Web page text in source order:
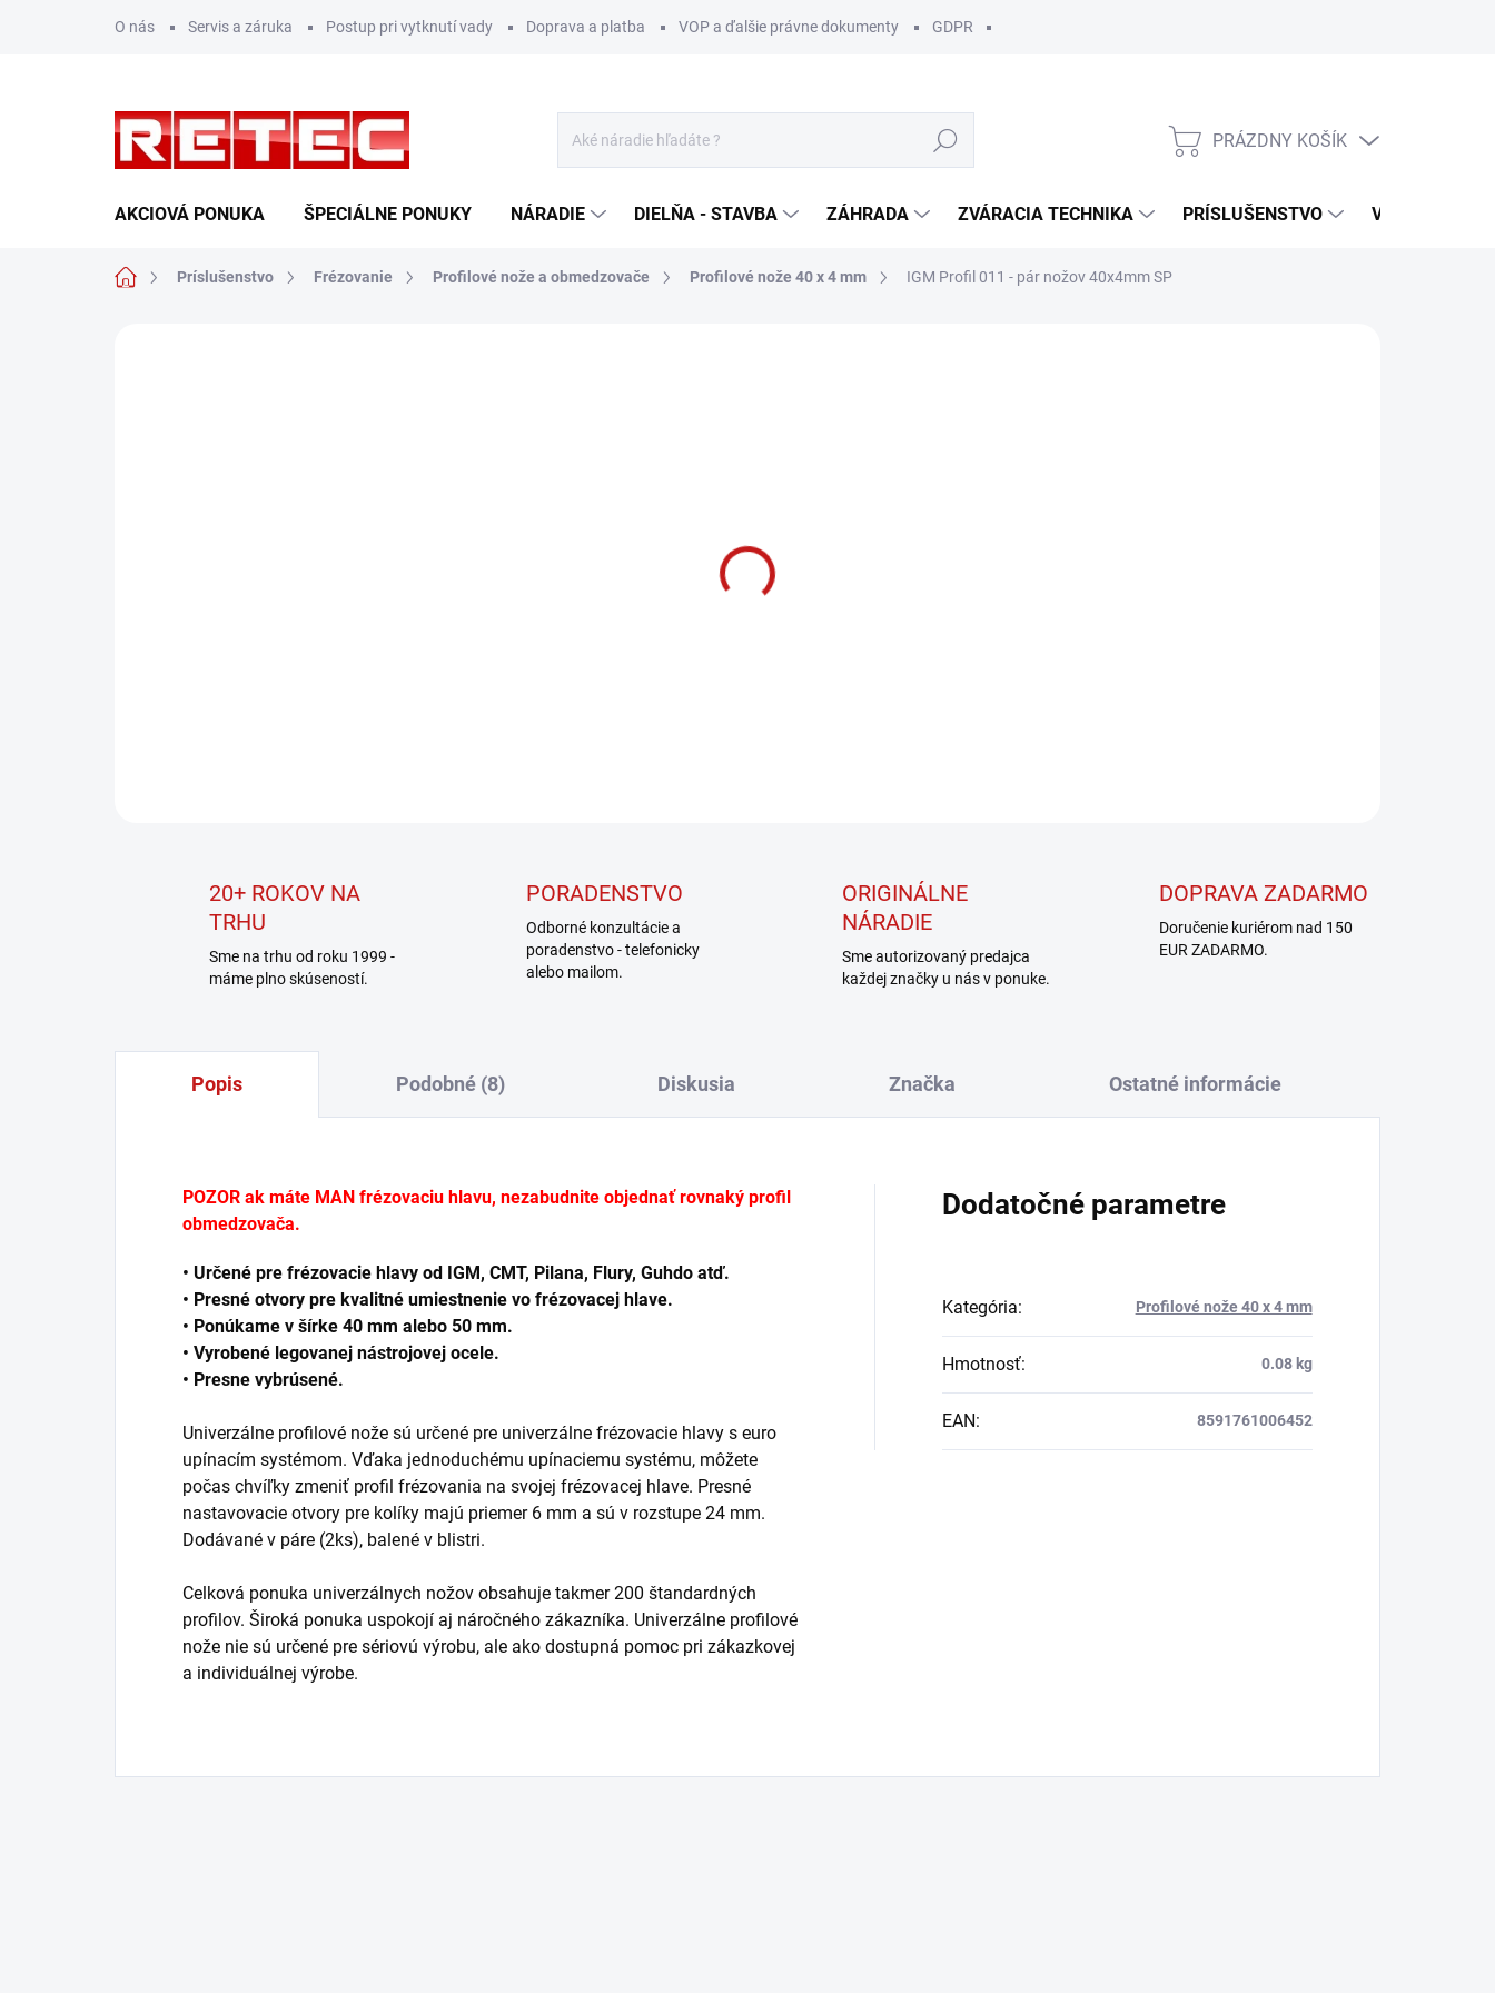
O nás Servis a záruka Postup pri vytknutí vady Doprava a platba VOP a ďalšie právne dokumenty GDPR
Hľadať
NÁKUPNÝ
PRÁZDNY KOŠÍK
AKCIOVÁ PONUKA ŠPECIÁLNE PONUKY NÁRADIE DIELŇA - STAVBA ZÁHRADA ZVÁRACIA TECHNIKA PRÍSLUŠENSTVO VÝROBCOVIA
DomovPríslušenstvo Frézovanie Profilové nože a obmedzovače Profilové nože 40 x 4 mm IGM Profil 011 - pár nožov 40x4mm SP
20+ ROKOV NA
TRHU
Sme na trhu od roku 1999 -
máme plno skúseností.
PORADENSTVO
Odborné konzultácie a
poradenstvo - telefonicky
alebo mailom.
ORIGINÁLNE
NÁRADIE
Sme autorizovaný predajca
každej značky u nás v ponuke.
DOPRAVA ZADARMO
Doručenie kuriérom nad 150
EUR ZADARMO.
Popis Podobné (8) Diskusia Značka Ostatné informácie
POZOR ak máte MAN frézovaciu hlavu, nezabudnite objednať rovnaký profil
obmedzovača.
• Určené pre frézovacie hlavy od IGM, CMT, Pilana, Flury, Guhdo atď.
• Presné otvory pre kvalitné umiestnenie vo frézovacej hlave.
• Ponúkame v šírke 40 mm alebo 50 mm.
• Vyrobené legovanej nástrojovej ocele.
• Presne vybrúsené.
Univerzálne profilové nože sú určené pre univerzálne frézovacie hlavy s euro
upínacím systémom. Vďaka jednoduchému upínaciemu systému, môžete
počas chvíľky zmeniť profil frézovania na svojej frézovacej hlave. Presné
nastavovacie otvory pre kolíky majú priemer 6 mm a sú v rozstupe 24 mm.
Dodávané v páre (2ks), balené v blistri.
Celková ponuka univerzálnych nožov obsahuje takmer 200 štandardných
profilov. Široká ponuka uspokojí aj náročného zákazníka. Univerzálne profilové
nože nie sú určené pre sériovú výrobu, ale ako dostupná pomoc pri zákazkovej
a individuálnej výrobe.
Dodatočné parametre
Kategória: Profilové nože 40 x 4 mm
Hmotnosť: 0.08 kg
EAN: 8591761006452